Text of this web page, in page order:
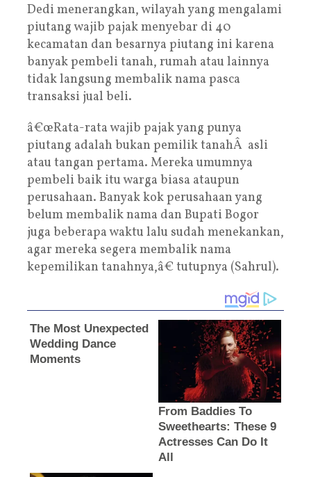
Dedi menerangkan, wilayah yang mengalami
piutang wajib pajak menyebar di 40
kecamatan dan besarnya piutang ini karena
banyak pembeli tanah, rumah atau lainnya
tidak langsung membalik nama pasca
transaksi jual beli.
â€œRata-rata wajib pajak yang punya
piutang adalah bukan pemilik tanahÂ asli
atau tangan pertama. Mereka umumnya
pembeli baik itu warga biasa ataupun
perusahaan. Banyak kok perusahaan yang
belum membalik nama dan Bupati Bogor
juga beberapa waktu lalu sudah menekankan,
agar mereka segera membalik nama
kepemilikan tanahnya,â€ tutupnya (Sahrul).